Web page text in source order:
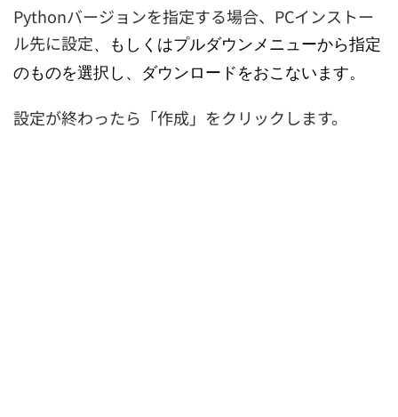
Pythonバージョンを指定する場合、PCインストー
ル先に設定、もしくはプルダウンメニューから指定
のものを選択し、ダウンロードをおこないます。
設定が終わったら「作成」をクリックします。